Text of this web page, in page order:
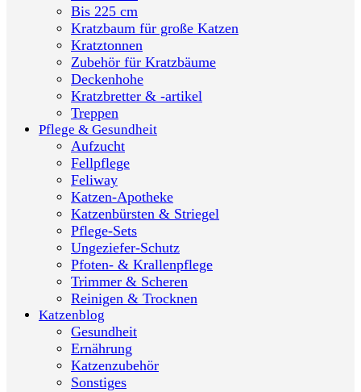
Bis 225 cm
Kratzbaum für große Katzen
Kratztonnen
Zubehör für Kratzbäume
Deckenhohe
Kratzbretter & -artikel
Treppen
Pflege & Gesundheit
Aufzucht
Fellpflege
Feliway
Katzen-Apotheke
Katzenbürsten & Striegel
Pflege-Sets
Ungeziefer-Schutz
Pfoten- & Krallenpflege
Trimmer & Scheren
Reinigen & Trocknen
Katzenblog
Gesundheit
Ernährung
Katzenzubehör
Sonstiges